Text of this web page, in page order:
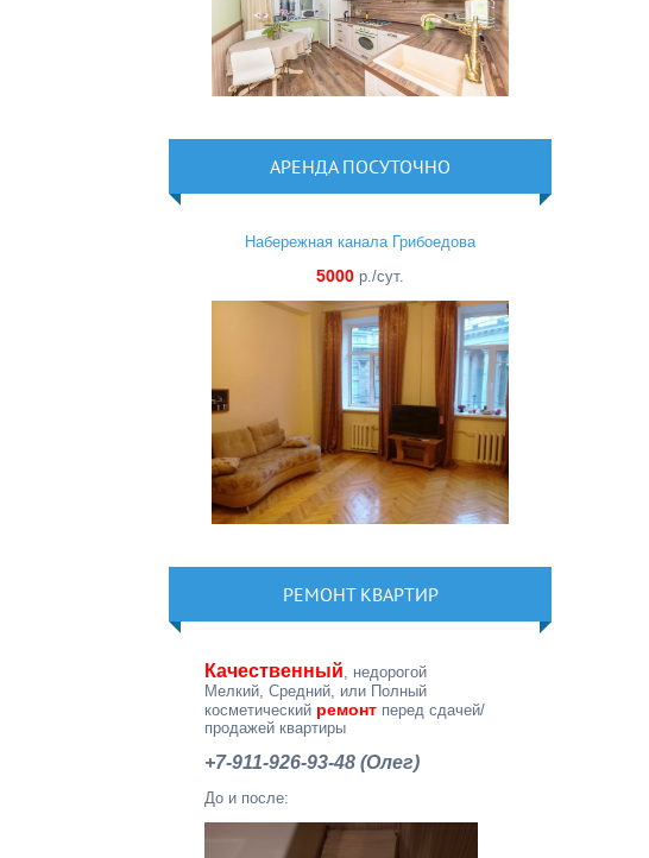
АРЕНДА ПОСУТОЧНО
Набережная канала Грибоедова
5000 р./сут.
РЕМОНТ КВАРТИР
Качественный, недорогой
Мелкий, Средний, или Полный
косметический ремонт перед сдачей/
продажей квартиры
+7-911-926-93-48 (Олег)
До и после: